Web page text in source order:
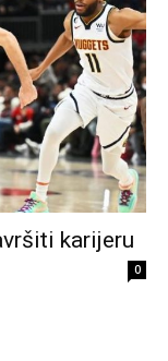
karijeru
0